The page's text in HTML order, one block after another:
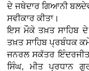
ਦੇ ਜਥੇਦਾਰ ਗਿਆਨੀ
ਸਵੀਕਾਰ ਕੀਤਾ।
ਇਸ ਮੌਕੇ ਤਖ਼ਤ ਸਾਹਿਬ ਦੇ
ਤਖ਼ਤ ਸਾਹਿਬ ਪ੍ਰਬੰਧਕ
ਜਨਰਲ ਸਕੱਤਰ ਇੰਦਰਜੀਤ
ਸਿੰਘ, ਮੀਤ ਪ੍ਰਧਾਨ